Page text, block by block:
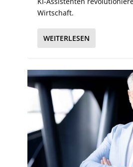
Wirtschaft.
WEITERLESEN